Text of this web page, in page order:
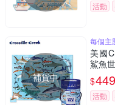
活動
補貨中
每個主
美國
鯊魚
$449
活動